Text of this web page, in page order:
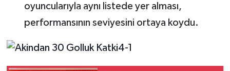
oyuncularıyla aynı listede yer alması,
performansının seviyesini ortaya koydu.